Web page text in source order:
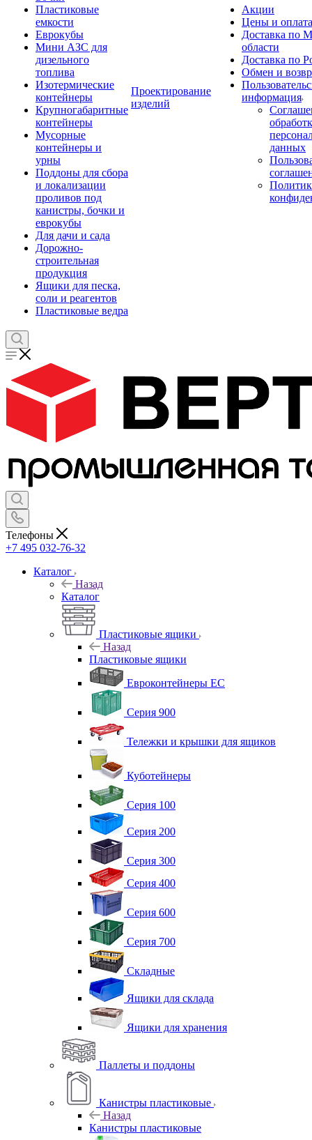
Пластиковые
емкости
Еврокубы
Мини АЗС для
дизельного
топлива
Изотермические
контейнеры
Крупногабаритные
контейнеры
Мусорные
контейнеры и
урны
Поддоны для сбора
и локализации
проливов под
канистры, бочки и
еврокубы
Для дачи и сада
Дорожно-
строительная
продукция
Ящики для песка,
соли и реагентов
Пластиковые ведра
Проектирование
изделий
Акции
Цены и оплата
Доставка по
области
Доставка по
Обмен и
информация
данных
Телефоны
+7 495 032-76-32
Каталог
Назад
Каталог
Пластиковые ящики
Назад
Пластиковые ящики
Евроконтейнеры ЕС
Серия 900
Тележки и крышки для ящиков
Куботейнеры
Серия 100
Серия 200
Серия 300
Серия 400
Серия 600
Серия 700
Складные
Ящики для склада
Ящики для хранения
Паллеты и поддоны
Канистры пластиковые
Назад
Канистры пластиковые